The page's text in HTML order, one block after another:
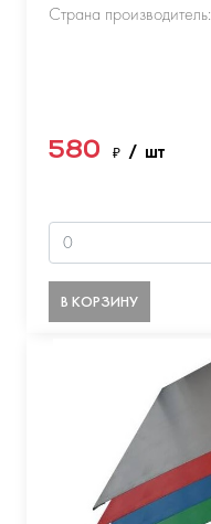
Страна производитель:
580 ₽ / шт
В КОРЗИНУ